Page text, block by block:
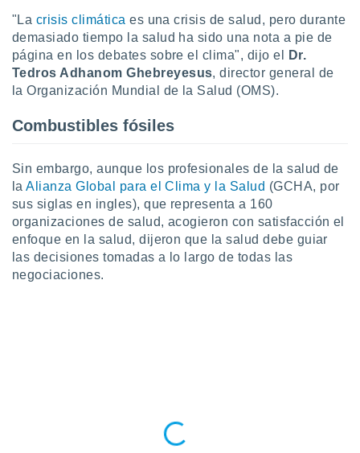
utilizar
uso de
contenido
medir el
de la
el
del
de
o a través
de
"La crisis climática es una crisis de salud, pero durante
demasiado tiempo la salud ha sido una nota a pie de
página en los debates sobre el clima", dijo el
Dr.
Tedros Adhanom Ghebreyesus, director general de
la Organización Mundial de la Salud (OMS).
Combustibles fósiles
Sin embargo, aunque los profesionales de la salud de
laAlianza Global para el Clima y la Salud (GCHA, por
sus siglas en ingles), que representa a 160
organizaciones de salud, acogieron con satisfacción el
enfoque en la salud, dijeron que la salud debe guiar
las decisiones tomadas a lo largo de todas las
negociaciones.